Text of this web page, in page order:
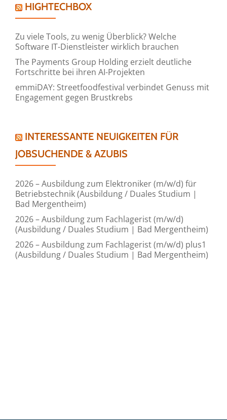
HIGHTECHBOX
Zu viele Tools, zu wenig Überblick? Welche
Software IT-Dienstleister wirklich brauchen
The Payments Group Holding erzielt deutliche
Fortschritte bei ihren AI-Projekten
emmiDAY: Streetfoodfestival verbindet Genuss mit
Engagement gegen Brustkrebs
INTERESSANTE NEUIGKEITEN FÜR
JOBSUCHENDE & AZUBIS
2026 – Ausbildung zum Elektroniker (m/w/d) für
Betriebstechnik (Ausbildung / Duales Studium |
Bad Mergentheim)
2026 – Ausbildung zum Fachlagerist (m/w/d)
(Ausbildung / Duales Studium | Bad Mergentheim)
2026 – Ausbildung zum Fachlagerist (m/w/d) plus1
(Ausbildung / Duales Studium | Bad Mergentheim)